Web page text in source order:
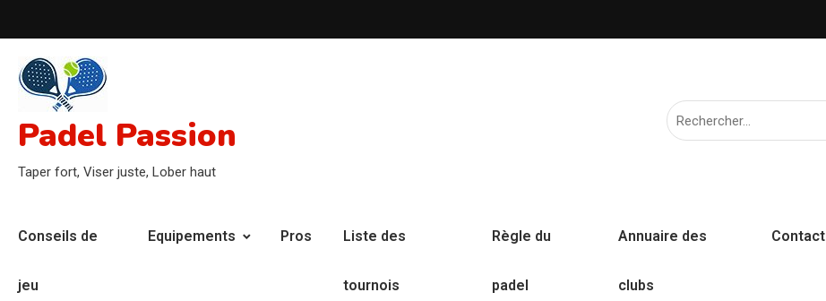
to
content
Padel Passion
Taper fort, Viser juste, Lober haut
Conseils de
jeu
Equipements Pros Liste des
tournois
Règle du
padel
Annuaire des
clubs
Contact